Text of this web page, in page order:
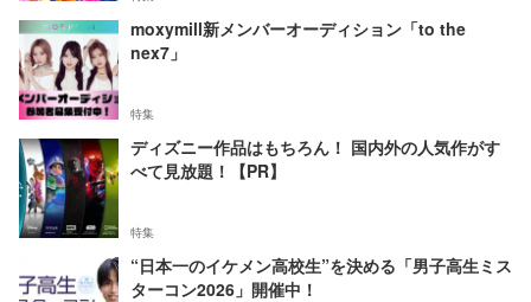
moxymill新メンバーオーディション「to the
nex7」
特集
ディズニー作品はもちろん！ 国内外の人気作がす
べて見放題！【PR】
特集
“日本一のイケメン高校生”を決める「男子高生ミス
ターコン2026」開催中！